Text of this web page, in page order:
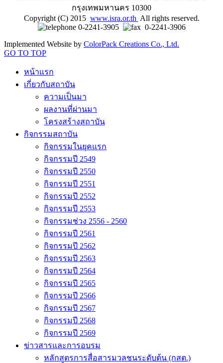
กรุงเทพมหานคร 10300
Copyright (C) 2015 www.isra.or.th All rights reserved.
0-2241-3905
0-2241-3906
Implemented Website by ColorPack Creations Co., Ltd.
GO TO TOP
หน้าแรก
เกี่ยวกับสถาบัน
ความเป็นมา
ผลงานที่ผ่านมา
โครงสร้างสถาบัน
กิจกรรมสถาบัน
กิจกรรมในยุคแรก
กิจกรรมปี 2549
กิจกรรมปี 2550
กิจกรรมปี 2551
กิจกรรมปี 2552
กิจกรรมปี 2553
กิจกรรมช่วง 2556 - 2560
กิจกรรมปี 2561
กิจกรรมปี 2562
กิจกรรมปี 2563
กิจกรรมปี 2564
กิจกรรมปี 2565
กิจกรรมปี 2566
กิจกรรมปี 2567
กิจกรรมปี 2568
กิจกรรมปี 2569
ข่าวสารและการอบรม
หลักสูตรการสื่อสารมวลชนระดับต้น (กสต.)